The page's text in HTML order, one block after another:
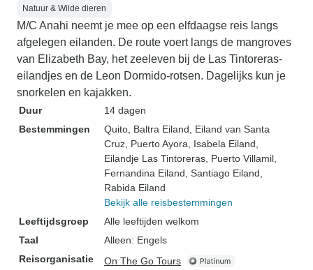
Natuur & Wilde dieren
M/C Anahi neemt je mee op een elfdaagse reis langs
afgelegen eilanden. De route voert langs de mangroves
van Elizabeth Bay, het zeeleven bij de Las Tintoreras-
eilandjes en de Leon Dormido-rotsen. Dagelijks kun je
snorkelen en kajakken.
Duur
14 dagen
Bestemmingen
Quito , Baltra Eiland , Eiland van Santa
Cruz , Puerto Ayora , Isabela Eiland
Eilandje Las Tintoreras , Puerto Villamil
Fernandina Eiland , Santiago Eiland
Rabida Eiland
Bekijk alle reisbestemmingen
Leeftijdsgroep
Alle leeftijden welkom
Taal
Alleen: Engels
Reisorganisatie
On The Go Tours